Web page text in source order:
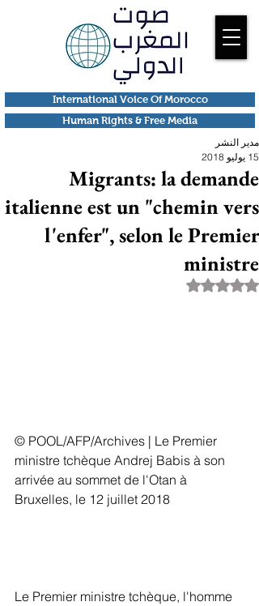
Human Rights & Free Media
International Voice Of Morocco
Migrants: la demande
italienne est un "chemin vers
l'enfer", selon le Premier
ministre
مدير النشر
15 يوليو 2018
تم التقييم بـ ليس رقمًا من أصل 5 نجوم.
© POOL/AFP/Archives | Le Premier
ministre tchèque Andrej Babis à son
arrivée au sommet de l'Otan à
Bruxelles, le 12 juillet 2018
Le Premier ministre tchèque, l'homme